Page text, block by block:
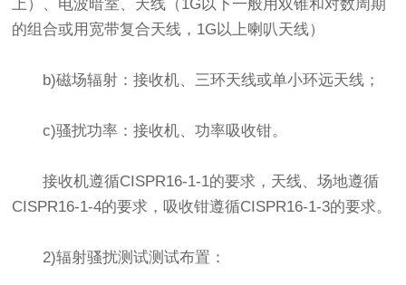
上）、电波暗室、天线（1G以下一般用双锥和对数周期
的组合或用宽带复合天线，1G以上喇叭天线）
b)磁场辐射：接收机、三环天线或单小环远天线；
c)骚扰功率：接收机、功率吸收钳。
接收机遵循CISPR16-1-1的要求，天线、场地遵循
CISPR16-1-4的要求，吸收钳遵循CISPR16-1-3的要求。
2)辐射骚扰测试测试布置：